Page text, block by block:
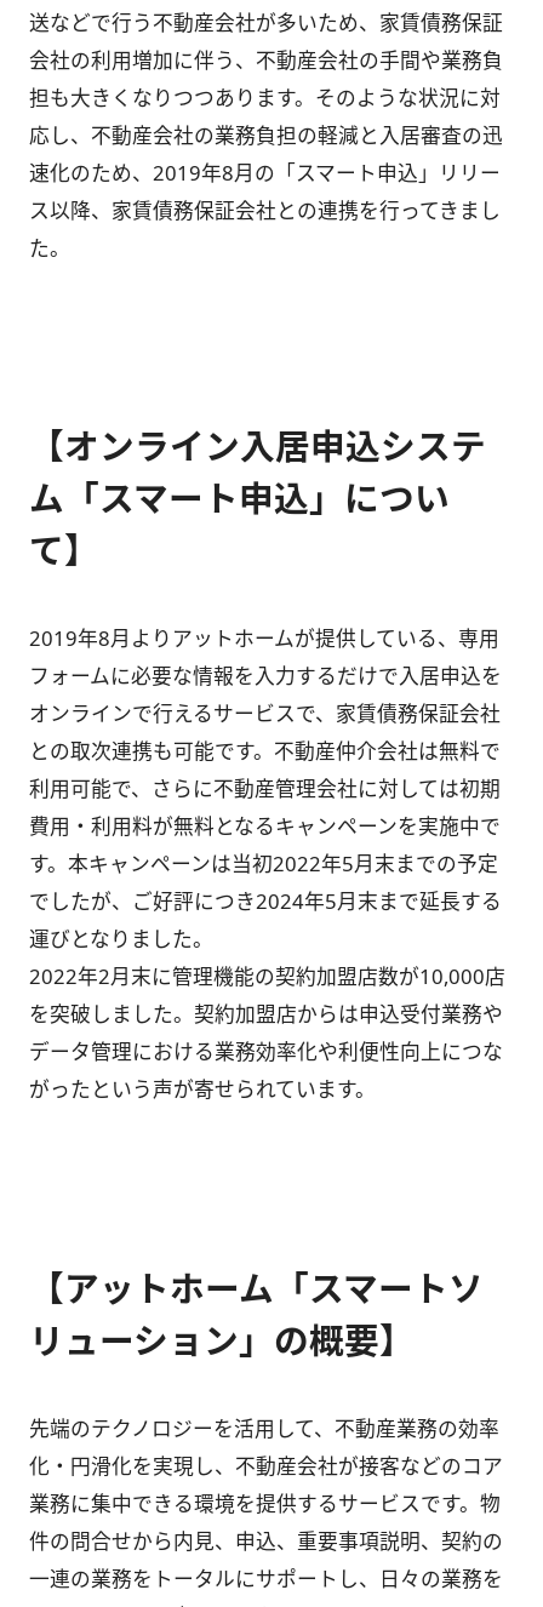
送などで行う不動産会社が多いため、家賃債務保証
会社の利用増加に伴う、不動産会社の手間や業務負
担も大きくなりつつあります。そのような状況に対
応し、不動産会社の業務負担の軽減と入居審査の迅
速化のため、2019年8月の「スマート申込」リリー
ス以降、家賃債務保証会社との連携を行ってきまし
た。
【オンライン入居申込システ
ム「スマート申込」につい
て】
2019年8月よりアットホームが提供している、専用
フォームに必要な情報を入力するだけで入居申込を
オンラインで行えるサービスで、家賃債務保証会社
との取次連携も可能です。不動産仲介会社は無料で
利用可能で、さらに不動産管理会社に対しては初期
費用・利用料が無料となるキャンペーンを実施中で
す。本キャンペーンは当初2022年5月末までの予定
でしたが、ご好評につき2024年5月末まで延長する
運びとなりました。
2022年2月末に管理機能の契約加盟店数が10,000店
を突破しました。契約加盟店からは申込受付業務や
データ管理における業務効率化や利便性向上につな
がったという声が寄せられています。
【アットホーム「スマートソ
リューション」の概要】
先端のテクノロジーを活用して、不動産業務の効率
化・円滑化を実現し、不動産会社が接客などのコア
業務に集中できる環境を提供するサービスです。物
件の問合せから内見、申込、重要事項説明、契約の
一連の業務をトータルにサポートし、日々の業務を